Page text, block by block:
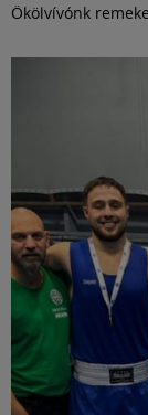
Ökölvívónk